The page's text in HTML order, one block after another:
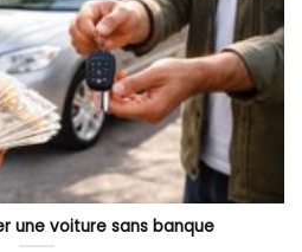
une voiture sans banque